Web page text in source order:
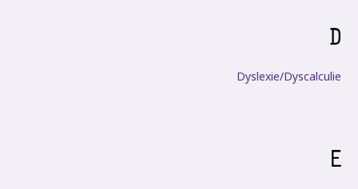
D
Dyslexie/Dyscalculie
E